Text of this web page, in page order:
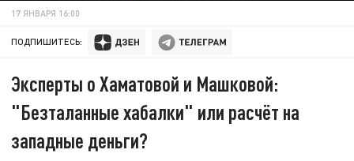
17 ЯНВАРЯ 16:00
ПОДПИШИТЕСЬ:
Эксперты о Хаматовой и Машковой:
"Безталанные хабалки" или расчёт на
западные деньги?